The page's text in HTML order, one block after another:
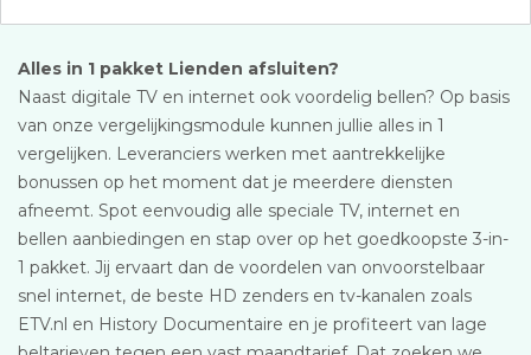
Alles in 1 pakket Lienden afsluiten?
Naast digitale TV en internet ook voordelig bellen? Op basis
van onze vergelijkingsmodule kunnen jullie alles in 1
vergelijken. Leveranciers werken met aantrekkelijke
bonussen op het moment dat je meerdere diensten
afneemt. Spot eenvoudig alle speciale TV, internet en
bellen aanbiedingen en stap over op het goedkoopste 3-in-
1 pakket. Jij ervaart dan de voordelen van onvoorstelbaar
snel internet, de beste HD zenders en tv-kanalen zoals
ETV.nl en History Documentaire en je profiteert van lage